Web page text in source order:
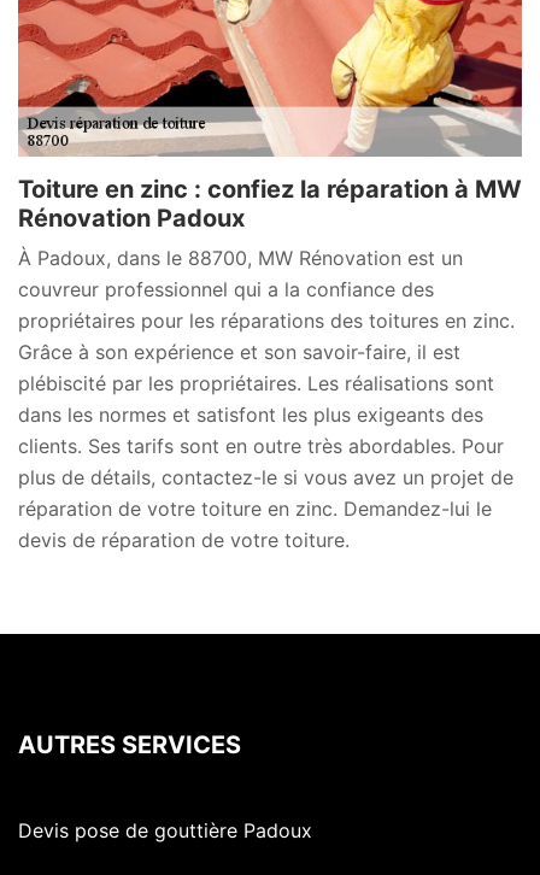
Toiture en zinc : confiez la réparation à MW
Rénovation Padoux
À Padoux, dans le 88700, MW Rénovation est un
couvreur professionnel qui a la confiance des
propriétaires pour les réparations des toitures en zinc.
Grâce à son expérience et son savoir-faire, il est
plébiscité par les propriétaires. Les réalisations sont
dans les normes et satisfont les plus exigeants des
clients. Ses tarifs sont en outre très abordables. Pour
plus de détails, contactez-le si vous avez un projet de
réparation de votre toiture en zinc. Demandez-lui le
devis de réparation de votre toiture.
AUTRES SERVICES
Devis pose de gouttière Padoux